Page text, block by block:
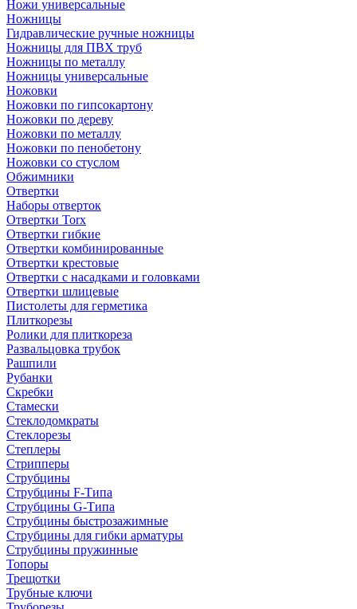
Ножи универсальные
Ножницы
Гидравлические ручные ножницы
Ножницы для ПВХ труб
Ножницы по металлу
Ножницы универсальные
Ножовки
Ножовки по гипсокартону
Ножовки по дереву
Ножовки по металлу
Ножовки по пенобетону
Ножовки со стуслом
Обжимники
Отвертки
Наборы отверток
Отвертки Torx
Отвертки гибкие
Отвертки комбинированные
Отвертки крестовые
Отвертки с насадками и головками
Отвертки шлицевые
Пистолеты для герметика
Плиткорезы
Ролики для плиткореза
Развальцовка трубок
Рашпили
Рубанки
Скребки
Стамески
Стеклодомкраты
Стеклорезы
Степлеры
Стрипперы
Струбцины
Струбцины F-Типа
Струбцины G-Типа
Струбцины быстрозажимные
Струбцины для гибки арматуры
Струбцины пружинные
Топоры
Трещотки
Трубные ключи